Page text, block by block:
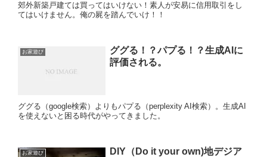
郊外新築戸建ては買ってはいけない！素人が安易に信用取引をし
てはいけません。俺の屍を踏んでいけ！！
お家遊び
ググる！？パプる！？生成AIに
評価される。
ググる（google検索）よりもパプる（perplexity AI検索）。生成AI
を使えないと困る時代がやってきました。
お家遊び
DIY（Do it your own)地デジア